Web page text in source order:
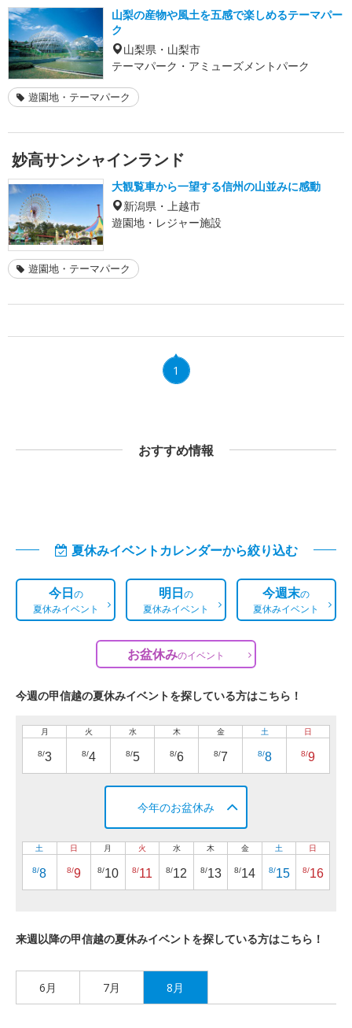
山梨の産物や風土を五感で楽しめるテーマパー
ク
山梨県・山梨市
テーマパーク・アミューズメントパーク
遊園地・テーマパーク
妙高サンシャインランド
大観覧車から一望する信州の山並みに感動
新潟県・上越市
遊園地・レジャー施設
遊園地・テーマパーク
1
おすすめ情報
夏休みイベントカレンダーから絞り込む
今日の
夏休みイベント
明日の
夏休みイベント
今週末の
夏休みイベント
お盆休みのイベント
今週の甲信越の夏休みイベントを探している方はこちら！
月
8/3
火
8/4
水
8/5
木
8/6
金
8/7
土
8/8
日
8/9
今年のお盆休み
土
8/8
日
8/9
月
8/10
火
8/11
水
8/12
木
8/13
金
8/14
土
8/15
日
8/16
来週以降の甲信越の夏休みイベントを探している方はこちら！
6月 7月 8月